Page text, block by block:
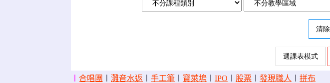
合唱團 灘音水返 手工筆 寶萊塢 IPO 股票 發現職人 拼布